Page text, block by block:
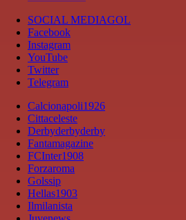
SOCIAL MEDIAGOL
Facebook
Instagram
YouTube
Twitter
Telegram
Calcionapoli1926
Cittaceleste
Derbyderbyderby
Fantamagazine
FCInter1908
Forzaroma
Golssip
Hellas1903
Ilmilanista